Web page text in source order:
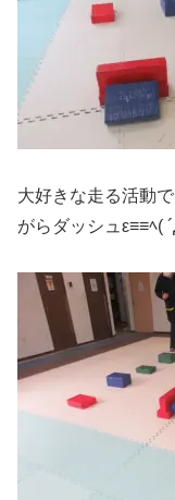
大好きな走る活動
がらダッシュε≡≡ﾍ(